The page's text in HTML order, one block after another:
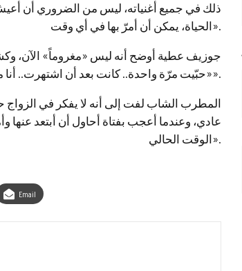
ذلك في جميع أغنياته، ليس من الضروري أن
الحياة، يمكن أن أمرّ بها في أي وقت».
جوزيف عطية أوضح أنه ليس «مغروماً» الآن،
«حبّيت مرّة واحدة.. كانت بعد أن اشتهرت.. أنا من النوع الذي يملّ بسرعة ولكنّي وفيّ وصادق».
المطرب الشاب لفت إلى أنه لا يفكر في
عادي، وعندما أعجب بفتاة أحاول أن أبتعد عنها
الوقت الحالي».
Email